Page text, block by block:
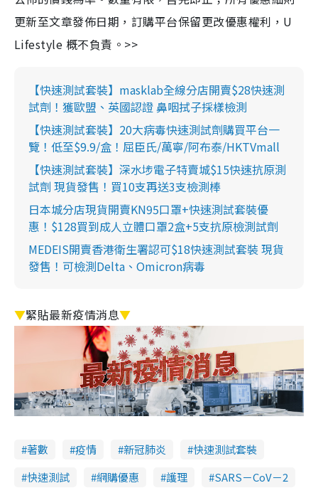
更新至文章發佈日期，訂購平台保留更改優惠權利，U
Lifestyle 概不負責。>>
【快速測試套裝】masklab全線分店開賣$28快速測
試劑！獲歐盟、英國認證 鼻咽拭子採樣檢測
【快速測試套裝】20大病毒快速測試劑購買平台一
覽！低至$9.9/盒！屈臣氏/萬寧/阿布泰/HKTVmall
【快速測試套裝】深水埗電子特賣城$15快速抗原測
試劑 現貨發售！買10支再送3支檢測棒
日本城分店現貨開賣KN95口罩+快速測試套裝優
惠！$128買到成人立體口罩2盒+5支抗原檢測試劑
MEDEIS開賣香港衛生署認可$18快速測試套裝 現貨
發售！可檢測Delta、Omicron病毒
▼緊貼最新疫情消息▼
著數 疫情 新冠肺炎
快速測試套裝
快速測試
網購優惠 護理
SARS－CoV－2